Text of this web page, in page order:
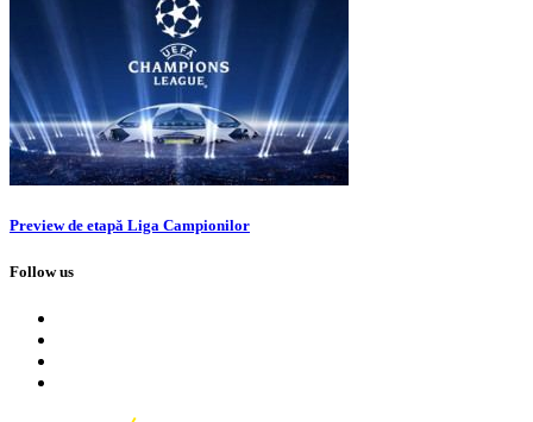
Preview de etapă Liga Campionilor
Follow us